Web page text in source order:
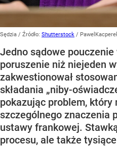
Sędzia / Źródło: Shutterstock /
Jedno sądowe pouczenie
poruszenie niż niejeden
zakwestionował
składania „niby-
pokazując problem, który
szczególnego znaczenia
ustawy frankowej.
procesu, ale także